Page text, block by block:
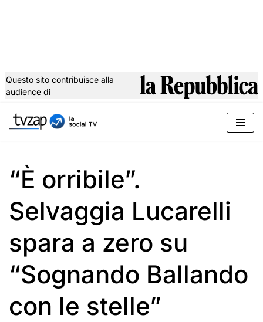
al
Questo sito contribuisce alla
audience di
“È orribile”.
Selvaggia Lucarelli
spara a zero su
“Sognando Ballando
con le stelle”